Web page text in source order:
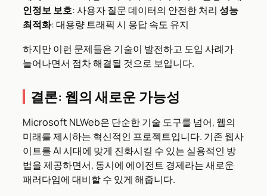
인정보 보호: 사용자 질문 데이터의 안전한 처리 성능
최적화: 대용량 트래픽 시 응답 속도 유지
하지만 이런 문제들은 기술이 발전하고 도입 사례가
늘어나면서 점차 해결될 것으로 보입니다.
결론: 웹의 새로운 가능성
Microsoft NLWeb은 단순한 기술 도구를 넘어, 웹의
미래를 제시하는 혁신적인 프로젝트입니다. 기존 웹사
이트를 AI 시대에 맞게 진화시킬 수 있는 실용적인 방
법을 제공하면서, 동시에 에이전트 경제라는 새로운
패러다임에 대비할 수 있게 해줍니다.